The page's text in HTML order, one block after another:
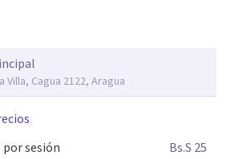
del suicidio y el desarrollo de
Villa, Cagua 2122, Aragua
sesión
Bs.S 25